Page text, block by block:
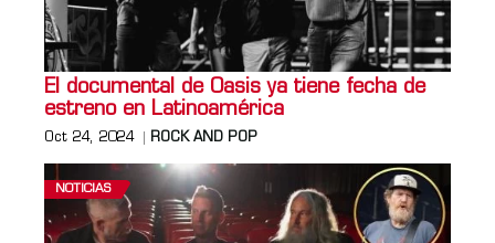
El documental de Oasis ya tiene fecha de
estreno en Latinoamérica
Oct 24, 2024 ROCK AND POP
NOTICIAS